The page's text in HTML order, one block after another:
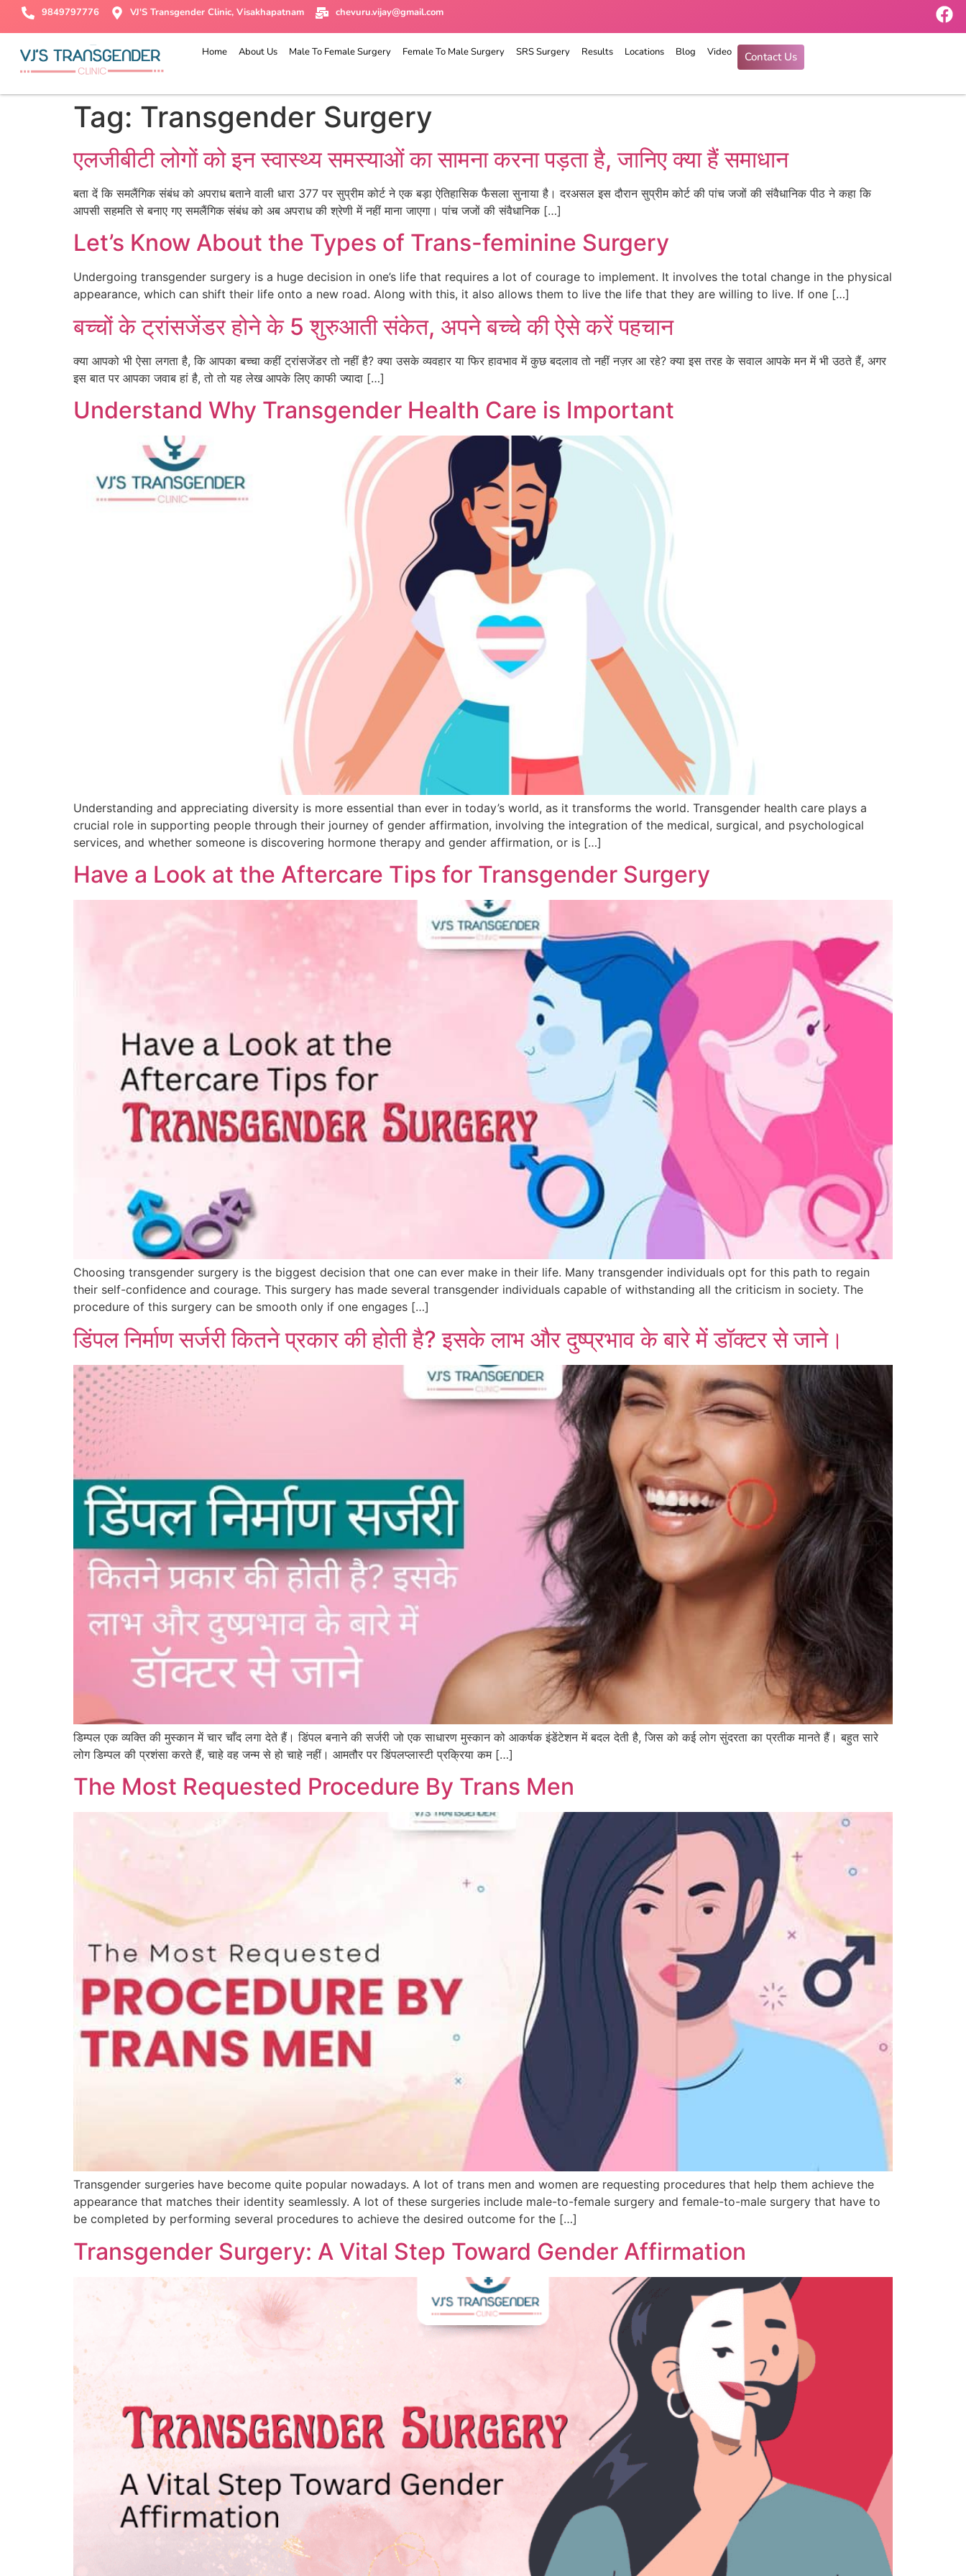
9849797776 VJ'S Transgender Clinic, Visakhapatnam chevuru.vijay@gmail.com
Home About Us Male To Female Surgery Female To Male Surgery SRS Surgery Results Locations Blog Video Contact Us
Tag: Transgender Surgery
एलजीबीटी लोगों को इन स्वास्थ्य समस्याओं का सामना करना पड़ता है, जानिए क्या हैं समाधान
बता दें कि समलैंगिक संबंध को अपराध बताने वाली धारा 377 पर सुप्रीम कोर्ट ने एक बड़ा ऐतिहासिक फैसला सुनाया है। दरअसल इस दौरान सुप्रीम कोर्ट की पांच जजों की संवैधानिक पीठ ने कहा कि
आपसी सहमति से बनाए गए समलैंगिक संबंध को अब अपराध की श्रेणी में नहीं माना जाएगा। पांच जजों की संवैधानिक […]
Let’s Know About the Types of Trans-feminine Surgery
Undergoing transgender surgery is a huge decision in one’s life that requires a lot of courage to implement. It involves the total change in the physical
appearance, which can shift their life onto a new road. Along with this, it also allows them to live the life that they are willing to live. If one […]
बच्चों के ट्रांसजेंडर होने के 5 शुरुआती संकेत, अपने बच्चे की ऐसे करें पहचान
क्या आपको भी ऐसा लगता है, कि आपका बच्चा कहीं ट्रांसजेंडर तो नहीं है? क्या उसके व्यवहार या फिर हावभाव में कुछ बदलाव तो नहीं नज़र आ रहे? क्या इस तरह के सवाल आपके मन में भी उठते हैं, अगर
इस बात पर आपका जवाब हां है, तो तो यह लेख आपके लिए काफी ज्यादा […]
Understand Why Transgender Health Care is Important
Understanding and appreciating diversity is more essential than ever in today’s world, as it transforms the world. Transgender health care plays a
crucial role in supporting people through their journey of gender affirmation, involving the integration of the medical, surgical, and psychological
services, and whether someone is discovering hormone therapy and gender affirmation, or is […]
Have a Look at the Aftercare Tips for Transgender Surgery
Choosing transgender surgery is the biggest decision that one can ever make in their life. Many transgender individuals opt for this path to regain
their self-confidence and courage. This surgery has made several transgender individuals capable of withstanding all the criticism in society. The
procedure of this surgery can be smooth only if one engages […]
डिंपल निर्माण सर्जरी कितने प्रकार की होती है? इसके लाभ और दुष्प्रभाव के बारे में डॉक्टर से जाने।
डिम्पल एक व्यक्ति की मुस्कान में चार चाँद लगा देते हैं। डिंपल बनाने की सर्जरी जो एक साधारण मुस्कान को आकर्षक इंडेंटेशन में बदल देती है, जिस को कई लोग सुंदरता का प्रतीक मानते हैं। बहुत सारे
लोग डिम्पल की प्रशंसा करते हैं, चाहे वह जन्म से हो चाहे नहीं। आमतौर पर डिंपलप्लास्टी प्रक्रिया कम […]
The Most Requested Procedure By Trans Men
Transgender surgeries have become quite popular nowadays. A lot of trans men and women are requesting procedures that help them achieve the
appearance that matches their identity seamlessly. A lot of these surgeries include male-to-female surgery and female-to-male surgery that have to
be completed by performing several procedures to achieve the desired outcome for the […]
Transgender Surgery: A Vital Step Toward Gender Affirmation